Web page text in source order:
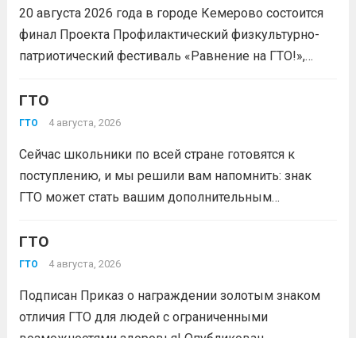
20 августа 2026 года в городе Кемерово состоится
финал Проекта Профилактический физкультурно-
патриотический фестиваль «Равнение на ГТО!»,
Первых-2026».В мероприятии примут участие
победители муниципального этапа проектной
Кузбасса.Состав команды 6 человек, 3 участника
из...Читать дальше
ГТО
ГТО 4 августа, 2026
Сейчас школьники по всей стране готовятся к
поступлению, и мы решили вам напомнить: знак
ГТО может стать вашим дополнительным
Многие университеты начисляют абитуриентам
баллы за индивидуальные достижения — и знак
ГТО
ГТО 4 августа, 2026
Подписан Приказ о награждении золотым знаком
отличия ГТО для людей с ограниченными